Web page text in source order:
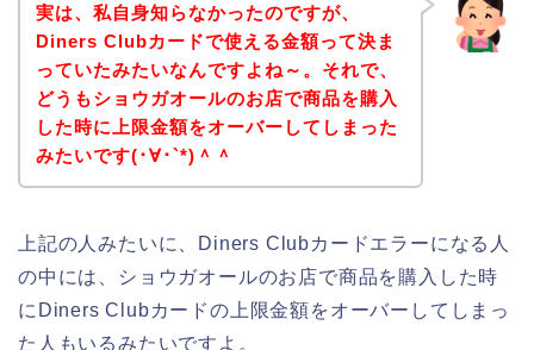
実は、私自身知らなかったのですが、
Diners Clubカードで使える金額って決ま
っていたみたいなんですよね～。それで、
どうもショウガオールのお店で商品を購入
した時に上限金額をオーバーしてしまった
みたいです(･∀･`*)＾＾
上記の人みたいに、Diners Clubカードエラーになる人
の中には、ショウガオールのお店で商品を購入した時
にDiners Clubカードの上限金額をオーバーしてしまっ
た人もいるみたいですよ。